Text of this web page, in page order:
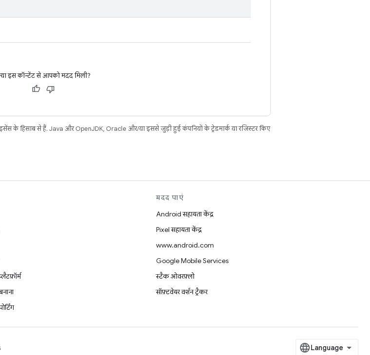
इस कॉन्टेंट से आपको मदद मिली?
के हिसाब से हैं. Java और OpenJDK, Oracle और/या इससे जुड़ी हुई कंपनियों के ट्रेडमार्क या रजिस्टर किए
मदद पाएं
Android सहायता केंद्र
Pixel सहायता केंद्र
www.android.com
Google Mobile Services
स्टैक ओवरफ़्लो
सॉफ़्टवेयर वर्शन ट्रैकर